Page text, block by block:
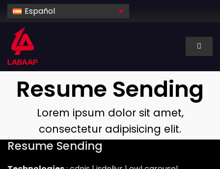
Skip
content
Español
Toggle
Sobre nosotros
INDUSTRIA
Resume Sending
Lorem ipsum dolor sit amet,
consectetur adipisicing elit.
Resume Sending